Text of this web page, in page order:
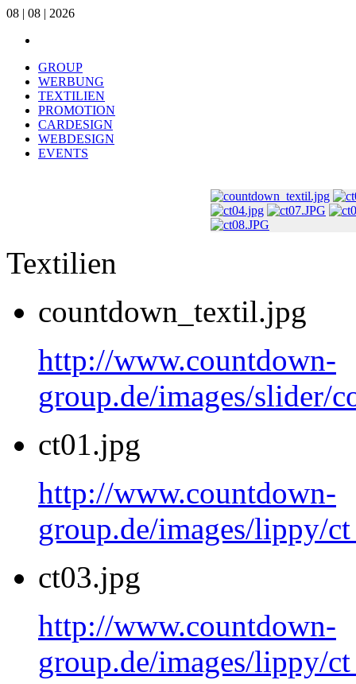
08 | 08 | 2026
GROUP
WERBUNG
TEXTILIEN
PROMOTION
CARDESIGN
WEBDESIGN
EVENTS
Textilien
countdown_textil.jpg
http://www.countdown-
group.de/images/slider/
ct01.jpg
http://www.countdown-
group.de/images/lippy/
ct03.jpg
http://www.countdown-
group.de/images/lippy/